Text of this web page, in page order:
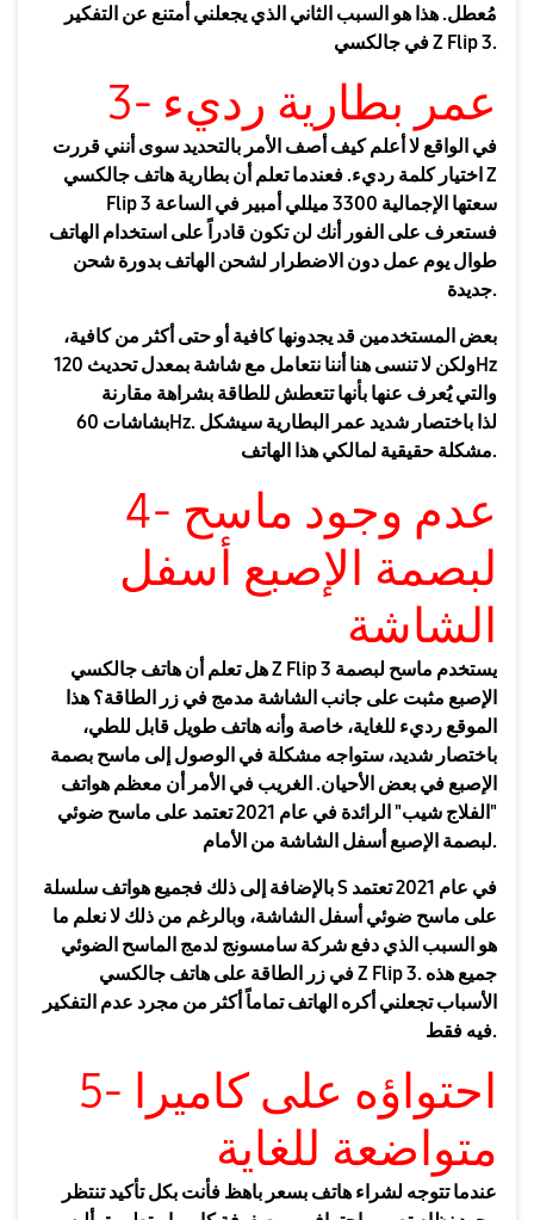
مُعطل. هذا هو السبب الثاني الذي يجعلني أمتنع عن التفكير
في جالكسي Z Flip 3.
3- عمر بطارية رديء
في الواقع لا أعلم كيف أصف الأمر بالتحديد سوى أنني قررت
اختيار كلمة رديء. فعندما تعلم أن بطارية هاتف جالكسي Z
Flip 3 سعتها الإجمالية 3300 ميللي أمبير في الساعة
فستعرف على الفور أنك لن تكون قادراً على استخدام الهاتف
طوال يوم عمل دون الاضطرار لشحن الهاتف بدورة شحن
جديدة.
بعض المستخدمين قد يجدونها كافية أو حتى أكثر من كافية،
ولكن لا تنسى هنا أننا نتعامل مع شاشة بمعدل تحديث 120Hz
والتي يُعرف عنها بأنها تتعطش للطاقة بشراهة مقارنة
بشاشات 60Hz. لذا باختصار شديد عمر البطارية سيشكل
مشكلة حقيقية لمالكي هذا الهاتف.
4- عدم وجود ماسح
لبصمة الإصبع أسفل
الشاشة
هل تعلم أن هاتف جالكسي Z Flip 3 يستخدم ماسح لبصمة
الإصبع مثبت على جانب الشاشة مدمج في زر الطاقة؟ هذا
الموقع رديء للغاية، خاصة وأنه هاتف طويل قابل للطي،
باختصار شديد، ستواجه مشكلة في الوصول إلى ماسح بصمة
الإصبع في بعض الأحيان. الغريب في الأمر أن معظم هواتف
"الفلاج شيب" الرائدة في عام 2021 تعتمد على ماسح ضوئي
لبصمة الإصبع أسفل الشاشة من الأمام.
بالإضافة إلى ذلك فجميع هواتف سلسلة S في عام 2021 تعتمد
على ماسح ضوئي أسفل الشاشة، وبالرغم من ذلك لا نعلم ما
هو السبب الذي دفع شركة سامسونج لدمج الماسح الضوئي
في زر الطاقة على هاتف جالكسي Z Flip 3. جميع هذه
الأسباب تجعلني أكره الهاتف تماماً أكثر من مجرد عدم التفكير
فيه فقط.
5- احتواؤه على كاميرا
متواضعة للغاية
عندما تتوجه لشراء هاتف بسعر باهظ فأنت بكل تأكيد تنتظر